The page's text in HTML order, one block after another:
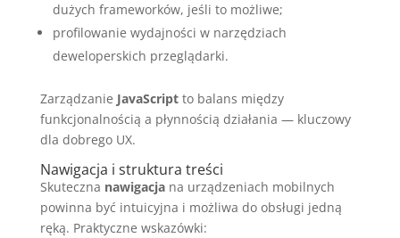
dużych frameworków, jeśli to możliwe;
profilowanie wydajności w narzędziach
deweloperskich przeglądarki.
Zarządzanie JavaScriptto balans między
funkcjonalnością a płynnością działania — kluczowy
dla dobrego UX.
Nawigacja i struktura treści
Skuteczna nawigacjana urządzeniach mobilnych
powinna być intuicyjna i możliwa do obsługi jedną
ręką. Praktyczne wskazówki: